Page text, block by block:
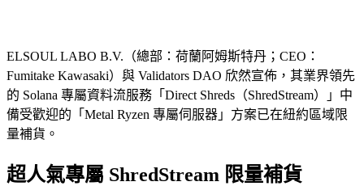
ELSOUL LABO B.V.（總部：荷蘭阿姆斯特丹；CEO：
Fumitake Kawasaki）與 Validators DAO 欣然宣佈，其業界領先
的 Solana 專屬資料流服務「Direct Shreds（ShredStream）」中
備受歡迎的「Metal Ryzen 專屬伺服器」方案已在紐約區域限
量補貨。
超人氣專屬 ShredStream 限量補貨